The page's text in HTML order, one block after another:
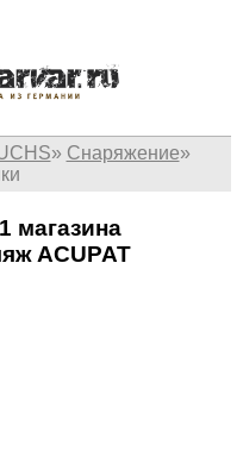
» Снаряжение»
магазина
ACUPAT